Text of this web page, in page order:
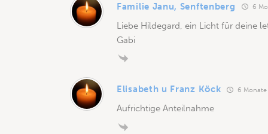
Familie Janu, Senftenberg 6
Liebe Hildegard, ein Licht für deine
Gabi
Elisabeth u Franz Köck 6
Aufrichtige Anteilnahme